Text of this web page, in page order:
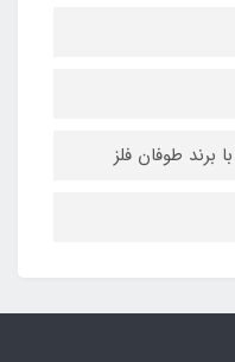
برند طوفان فلز